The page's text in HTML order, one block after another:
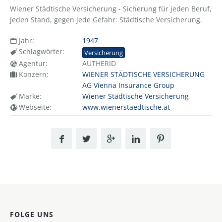
Wiener Städtische Versicherung - Sicherung für jeden Beruf,
jeden Stand, gegen jede Gefahr: Städtische Versicherung.
Jahr:
1947
Schlagwörter:
Versicherung
Agentur:
AUTHERID
Konzern:
WIENER STÄDTISCHE VERSICHERUNG
AG Vienna Insurance Group
Marke:
Wiener Städtische Versicherung
Webseite:
www.wienerstaedtische.at
FOLGE UNS